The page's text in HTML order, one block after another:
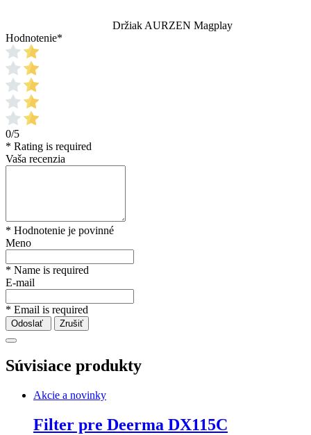
Držiak AURZEN Magplay
Hodnotenie*
0/5
* Rating is required
Vaša recenzia
* Hodnotenie je povinné
Meno
* Name is required
E-mail
* Email is required
Odoslať Zrušiť
Súvisiace produkty
Akcie a novinky
Filter pre Deerma DX115C